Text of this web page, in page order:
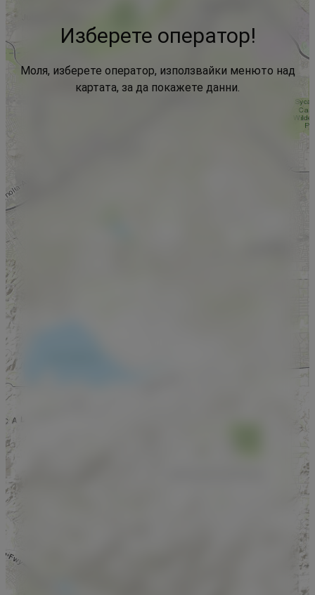
Изберете оператор!
Моля, изберете оператор, използвайки менюто над
картата, за да покажете данни.